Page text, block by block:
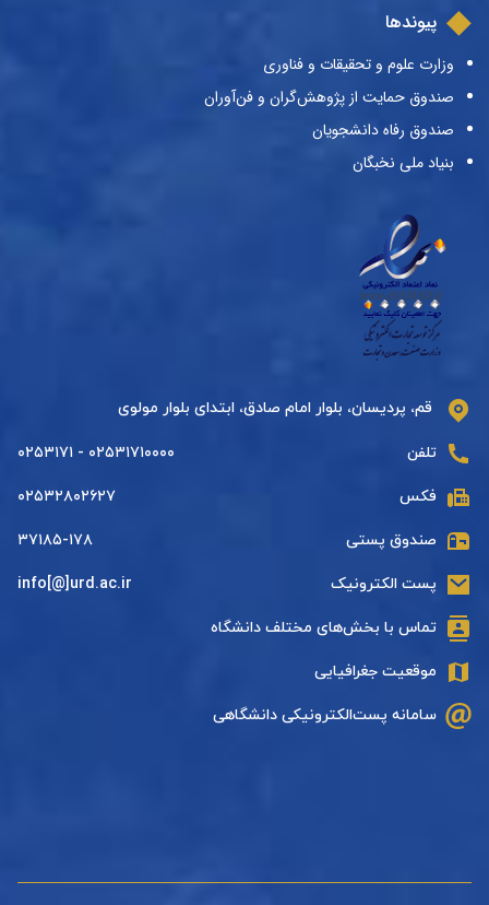
پیوندها
وزارت علوم و تحقیقات و فناوری
صندوق حمایت از پژوهش‌گران و فن‌آوران
صندوق رفاه دانشجویان
بنیاد ملی نخبگان
قم، پردیسان، بلوار امام صادق، ابتدای بلوار مولوی
تلفن ۰۲۵۳۱۷۱۰۰۰۰ - ۰۲۵۳۱۷۱
فکس ۰۲۵۳۲۸۰۲۶۲۷
صندوق پستی ۳۷۱۸۵-۱۷۸
پست الکترونیک info[@]urd.ac.ir
تماس با بخش‌های مختلف دانشگاه
موقعیت جغرافیایی
سامانه پست‌الکترونیکی دانشگاهی